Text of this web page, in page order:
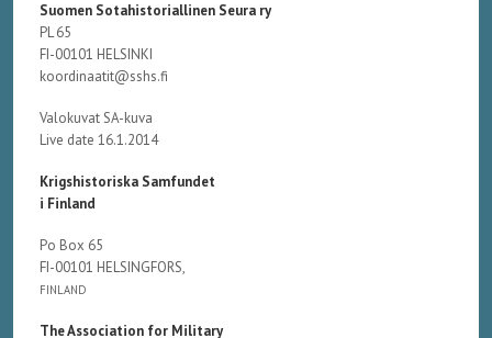
Suomen Sotahistoriallinen Seura ry
PL 65
FI-00101 HELSINKI
koordinaatit@sshs.fi
Valokuvat SA-kuva
Live date 16.1.2014
Krigshistoriska Samfundet
i Finland
Po Box 65
FI-00101 HELSINGFORS,
FINLAND
The Association for Military